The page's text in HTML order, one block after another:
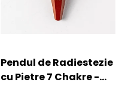
Pendul de Radiestezie
cu Pietre 7 Chakre -